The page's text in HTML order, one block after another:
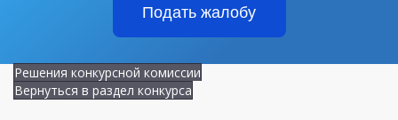
Подать жалобу
Решения конкурсной комиссии
Вернуться в раздел конкурса